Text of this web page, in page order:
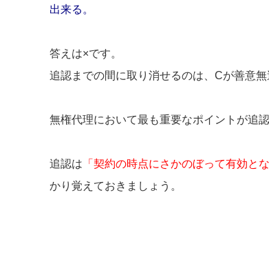
出来る。
答えは×です。
追認までの間に取り消せるのは、Cが善意無
無権代理において最も重要なポイントが追認
追認は 「契約の時点にさかのぼって有効とな
かり覚えておきましょう。